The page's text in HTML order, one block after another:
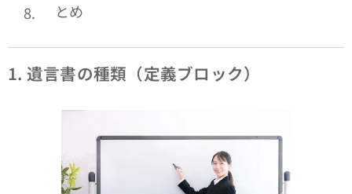
とめ
1. 遺言書の種類（定義ブロック）